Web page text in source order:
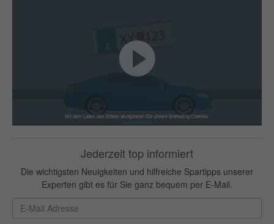
Mit dem Laden des Videos akzeptieren Sie unsere Marketing Cookies.
Mehr Erfahren
Jederzeit top informiert
Die wichtigsten Neuigkeiten und hilfreiche Spartipps unserer
Experten gibt es für Sie ganz bequem per E-Mail.